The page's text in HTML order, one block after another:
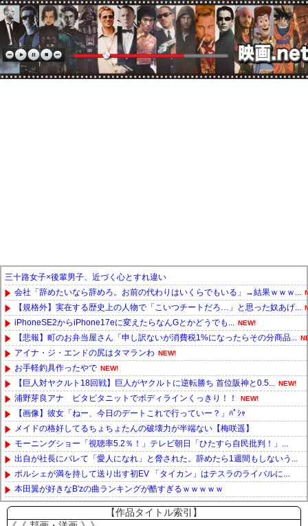
三十路女子×後輩男子、近づく心とすれ違い
会社「辞めたいなら辞めろ。お前の代わりはいくらでもいる」→結果ｗｗｗ...
【規格外】実在する歴史上の人物で「こいつチートだろ…」と思った奴あげ...
iPhoneSE2からiPhone17eに変えたらなんGとかどうでも... NEW!
【悲報】町のお弁当屋さん「申し訳ないが消費税1%になったらその分商品...
アイナ・ジ・エンドの尻はタマランわ NEW!
お手軽釣具作ったやで NEW!
【巨人対ヤクルト18回戦】巨人がヤクルトに逆転勝ち 首位阪神と0.5... NEW!
浦野芽良アナ ピタピタニットでボディラインくっきり！！ NEW!
【画像】彼女「ねー、今日のデートこれで行っていー？」ﾊﾟｼｬ
メイドの格好してるちょちょたんの破壊力が半端ない【梅咲遥】
モーニングショー「視聴率5.2％！」テレビ朝日「ひたすら自民批判！」...
出自が社長にバレて「愛人になれ」と脅された。辞めたら1週間もしないう...
ポルシェが満を持して送り出す初EV 「タイカン」はテスラのライバルに...
本田翼が好きなB'zの曲ランキングが酷すぎるｗｗｗｗｗ
Powered by livedoor 相互RSS
【作品タイトル索引】